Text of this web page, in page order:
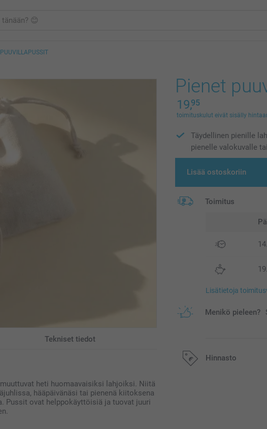
Tekniset tiedot
heti huomaavaisiksi lahjoiksi. Niitä
hääpäivänäsi tai pienenä kiitoksena
Pussit ovat helppokäyttöisiä ja tuovat juuri
Pienet
19,95
toimituskulut eivät sisälly
Täydellinen pienille
pienelle valokuvalle
Lisää ostoskoriin
Toimitus
Lisätietoja
Menikö pieleen?
Hinnasto